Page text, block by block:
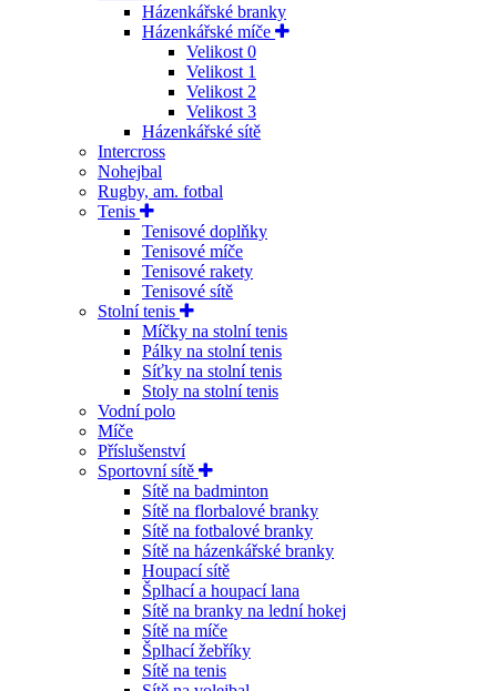
Házenkářské branky
Házenkářské míče
Velikost 0
Velikost 1
Velikost 2
Velikost 3
Házenkářské sítě
Intercross
Nohejbal
Rugby, am. fotbal
Tenis
Tenisové doplňky
Tenisové míče
Tenisové rakety
Tenisové sítě
Stolní tenis
Míčky na stolní tenis
Pálky na stolní tenis
Síťky na stolní tenis
Stoly na stolní tenis
Vodní polo
Míče
Příslušenství
Sportovní sítě
Sítě na badminton
Sítě na florbalové branky
Sítě na fotbalové branky
Sítě na házenkářské branky
Houpací sítě
Šplhací a houpací lana
Sítě na branky na lední hokej
Sítě na míče
Šplhací žebříky
Sítě na tenis